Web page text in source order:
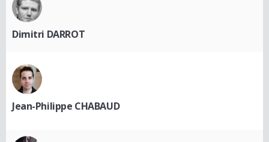
Dimitri DARROT
Jean-Philippe CHABAUD